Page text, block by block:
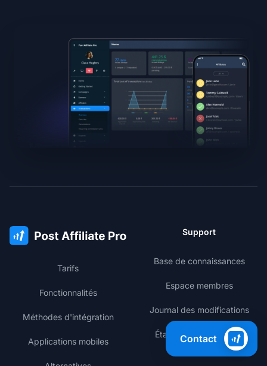
Tarifs
Fonctionnalités
Méthodes d'intégration
Applications mobiles
Support
Base de connaissances
Espace membres
Journal des modifications
État des performances
Contact